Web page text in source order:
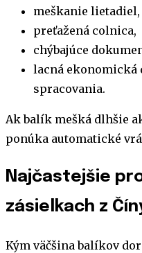
meškanie lietadiel,
preťažená colnica,
chýbajúce
lacná ekonomická
spracovania.
Ak balík mešká dlhšie
ponúka automatické
Najčastejšie
zásielkach z
Kým väčšina balíkov